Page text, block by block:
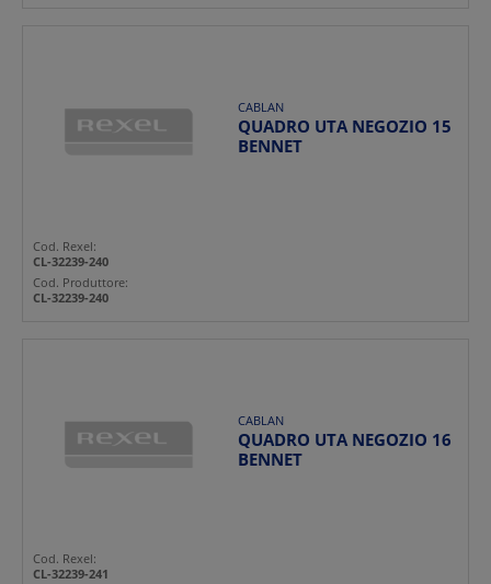
CABLAN
QUADRO UTA NEGOZIO 15
BENNET
Cod. Rexel:
CL-32239-240
Cod. Produttore:
CL-32239-240
CABLAN
QUADRO UTA NEGOZIO 16
BENNET
Cod. Rexel:
CL-32239-241